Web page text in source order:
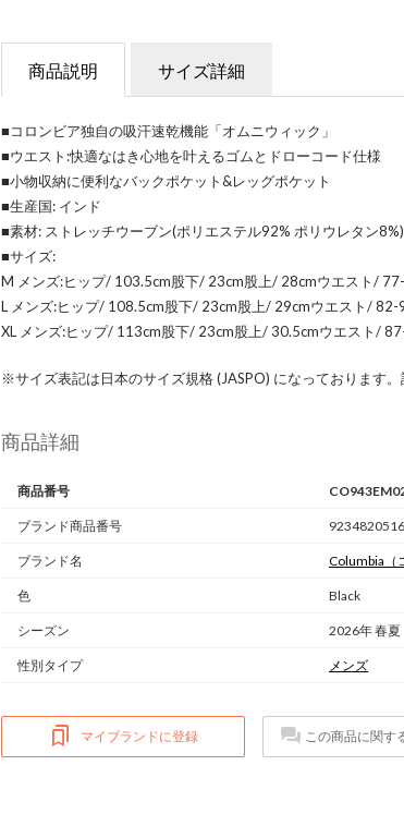
商品説明 サイズ詳細
■コロンビア独自の吸汗速乾機能「オムニウィック」
■ウエスト:快適なはき心地を叶えるゴムとドローコード仕様
■小物収納に便利なバックポケット&レッグポケット
■生産国: インド
■素材: ストレッチウーブン(ポリエステル92% ポリウレタン8%)
■サイズ:
M メンズ:ヒップ/ 103.5cm股下/ 23cm股上/ 28cmウエスト/
L メンズ:ヒップ/ 108.5cm股下/ 23cm股上/ 29cmウエスト/
XL メンズ:ヒップ/ 113cm股下/ 23cm股上/ 30.5cmウエスト/
※サイズ表記は日本のサイズ規格 (JASPO) になっております。
商品詳細
商品番号
ブランド商品番号
ブランド名 Columbia
色 Black
シーズン 2026年 春夏
性別タイプ メンズ
マイブランドに登録 この商品に関す